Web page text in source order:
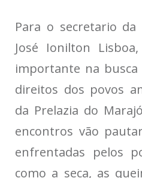
Para o secretario da
José Ionilton
importante na busca
direitos dos povos
da Prelazia do
encontros vão
enfrentadas pelos
como a seca, as